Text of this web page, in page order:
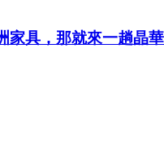
家具，那就來一趟晶